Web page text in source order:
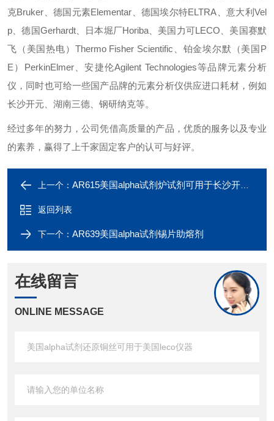
克Bruker、德国元素Elementar、德国埃尔特ELTRA、意大利Vel
p、德国Gerhardt、日本堀厂Horiba、美国力可LECO、美国赛默
飞（美国热电）Thermo Fisher Scientific、铂金埃尔默（美国P
E）PerkinElmer、安捷伦Agilent Technologies等品牌元素分析
仪，同时也可给一些国产品牌的元素分析仪供应进口耗材，例如
长沙开元、湖南三德、钢研纳克等。
经过多年的努力，公司凭借高质量的产品，优质的服务以及专业
的素养，赢得了上千家固定客户的认可与好评。
上一个： AR615美国alpha试剂炉试剂可用于长沙开元仪器
返回列表
下一个： AR639美国alpha试剂锡片助熔剂
在线留言
ONLINE MESSAGE